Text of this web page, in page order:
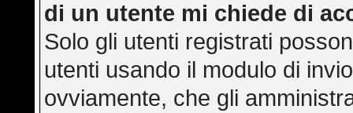
di un utente mi chiede di
Solo gli utenti registrati
utenti usando il modulo di
ovviamente, che gli